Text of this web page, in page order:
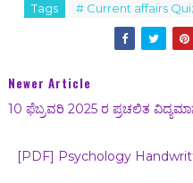
Tags # Current affairs
Newer Article
10 ಫೆಬ್ರವರಿ 2025 ರ ಪ್ರಚಲಿತ
[PDF] Psychology